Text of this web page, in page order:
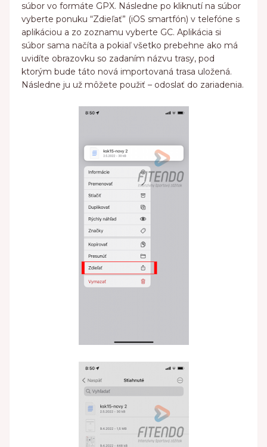
súbor vo formáte GPX. Následne po kliknutí na súbor
vyberte ponuku “Zdieľať” (iOS smartfón) v telefóne s
aplikáciou a zo zoznamu vyberte GC. Aplikácia si
súbor sama načíta a pokiaľ všetko prebehne ako má
uvidíte obrazovku so zadaním názvu trasy, pod
ktorým bude táto nová importovaná trasa uložená.
Následne ju už môžete použiť – odoslať do zariadenia.